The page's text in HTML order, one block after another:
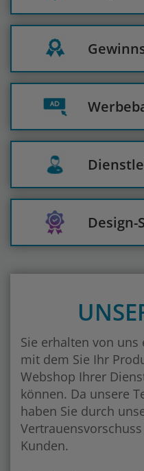
Design-
Sie erhalten von uns
mit dem Sie Ihr
Webshop Ihrer
können. Da unsere
haben Sie durch
Kunden.